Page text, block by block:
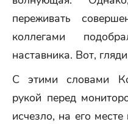
переживать
коллегами
наставника. Вот,
С этими словами
рукой перед
исчезло, на его